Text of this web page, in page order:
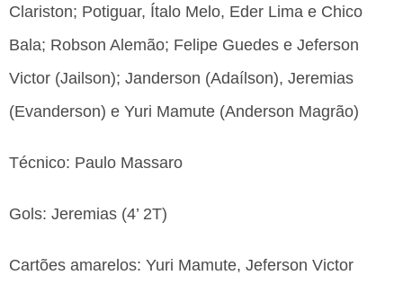
Clariston; Potiguar, Ítalo Melo, Eder Lima e Chico
Bala; Robson Alemão; Felipe Guedes e Jeferson
Victor (Jailson); Janderson (Adaílson), Jeremias
(Evanderson) e Yuri Mamute (Anderson Magrão)
Técnico: Paulo Massaro
Gols: Jeremias (4’ 2T)
Cartões amarelos: Yuri Mamute, Jeferson Victor